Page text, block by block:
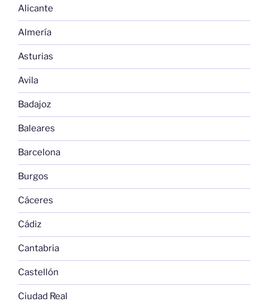
Alicante
Almería
Asturias
Avila
Badajoz
Baleares
Barcelona
Burgos
Cáceres
Cádiz
Cantabria
Castellón
Ciudad Real